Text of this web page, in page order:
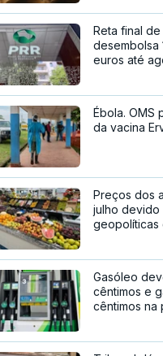
Reta final
desembolsa
euros até
Ébola. OMS
da vacina
Preços dos
julho devido
geopolíticas
Gasóleo
cêntimos e
cêntimos na